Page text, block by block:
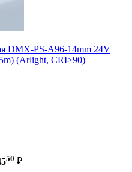
DMX-PS-A96-14mm 24V
(Arlight, CRI>90)
50 ₽